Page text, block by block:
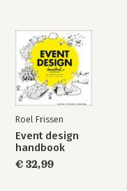
Roel Frissen
Event design
handbook
€ 32,99